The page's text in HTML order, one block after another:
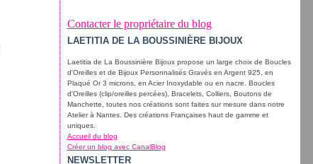
Contacter le propriétaire du blog
LAETITIA DE LA BOUSSINIÈRE BIJOUX
Laetitia de La Boussinière Bijoux propose un large choix de Boucles
d'Oreilles et de Bijoux Personnalisés Gravés en Argent 925, en
Plaqué Or 3 microns, en Acier Inoxydable ou en nacre. Boucles
d'Oreilles (clip/oreilles percées), Bracelets, Colliers, Boutons de
Manchette, toutes nos créations sont faites sur mesure dans notre
Atelier à Nantes. Des créations Françaises haut de gamme et
uniques.
Accueil du blog
Créer un blog avec CanalBlog
NEWSLETTER